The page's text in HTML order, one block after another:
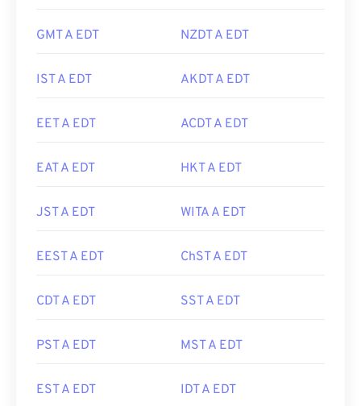
GMT A EDT NZDT A EDT
IST A EDT AKDT A EDT
EET A EDT ACDT A EDT
EAT A EDT HKT A EDT
JST A EDT WITA A EDT
EEST A EDT ChST A EDT
CDT A EDT SST A EDT
PST A EDT MST A EDT
EST A EDT IDT A EDT